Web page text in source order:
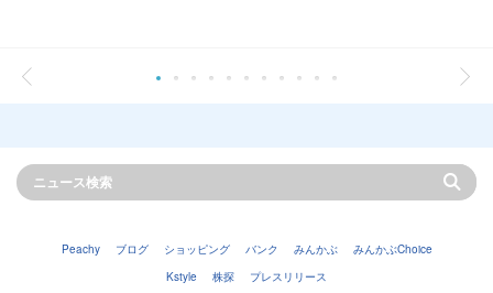
Peachy ブログ ショッピング バンク みんかぶ
みんかぶChoice
Kstyle
株探 プレスリリース